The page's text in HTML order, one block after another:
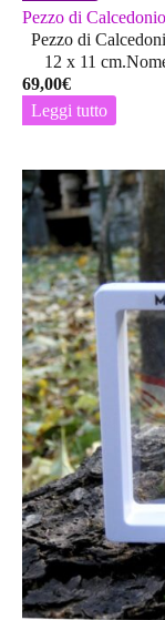
Pezzo di
Pezzo di
12 x 11
69,00€
Leggi tutto